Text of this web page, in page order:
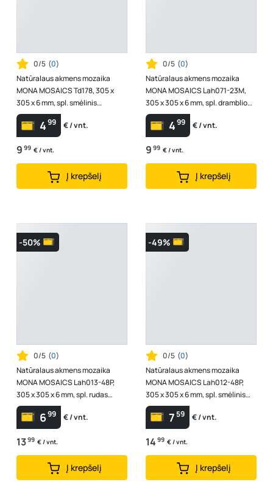
0/5 (0)
Natūralaus akmens mozaika
MONA MOSAICS Td178, 305 x
305 x 6 mm, spl. smėlinis
marmuras
499 € / vnt.
9 99 € / vnt.
Į krepšelį
0/5 (0)
Natūralaus akmens mozaika
MONA MOSAICS Lah071-23M,
305 x 305 x 6 mm, spl. dramblio
kaulo/šv. pilkas travertinas
499 € / vnt.
9 99 € / vnt.
Į krepšelį
-50%
0/5 (0)
Natūralaus akmens mozaika
MONA MOSAICS Lah013-48P,
305 x 305 x 6 mm, spl. rudas
Emperador marmuras
699 € / vnt.
1399 € / vnt.
Į krepšelį
-49%
0/5 (0)
Natūralaus akmens mozaika
MONA MOSAICS Lah012-48P,
305 x 305 x 6 mm, spl. smėlinis
marmuras
759 € / vnt.
14 99 € / vnt.
Į krepšelį